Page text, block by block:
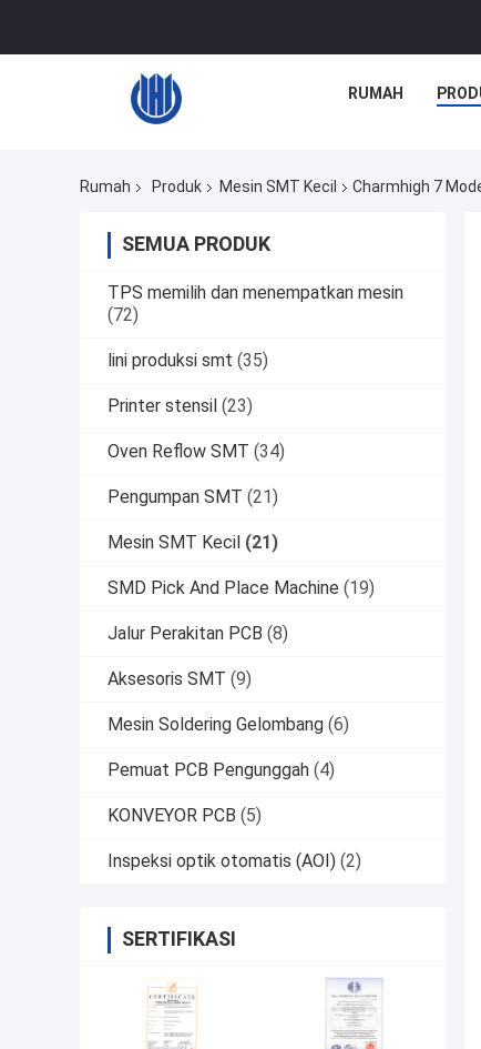
RUMAH
Rumah Produk Mesin SMT Kecil Charmhigh 7
SEMUA PRODUK
TPS memilih dan menempatkan mesin
(72)
lini produksi smt (35)
Printer stensil (23)
Oven Reflow SMT (34)
Pengumpan SMT (21)
Mesin SMT Kecil (21)
SMD Pick And Place Machine (19)
Jalur Perakitan PCB (8)
Aksesoris SMT (9)
Mesin Soldering Gelombang (6)
Pemuat PCB Pengunggah (4)
KONVEYOR PCB (5)
Inspeksi optik otomatis (AOI) (2)
SERTIFIKASI